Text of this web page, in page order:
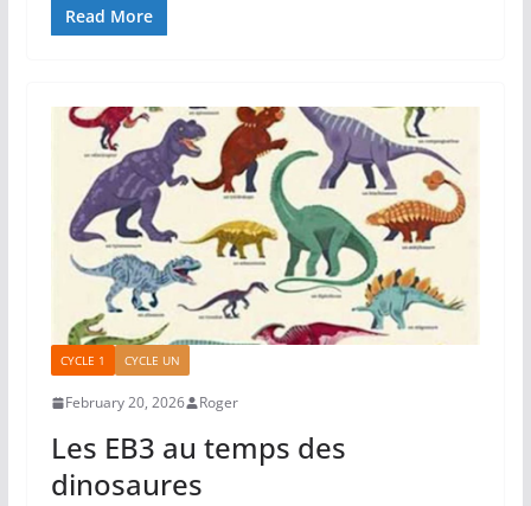
Read More
CYCLE 1 CYCLE UN
February 20, 2026 Roger
Les EB3 au temps des
dinosaures